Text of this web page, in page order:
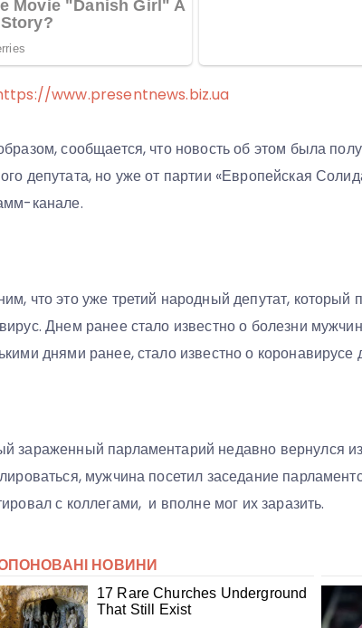
www.presentnews.biz.ua
сообщается, что новость об этом была
депутата, но уже от партии «Европейская
канале.
что это уже третий народный депутат, который
Днем ранее стало известно о болезни
днями ранее, стало известно о
зараженный парламентарий недавно вернулся
мужчина посетил заседание
с коллегами, и вполне мог их заразить.